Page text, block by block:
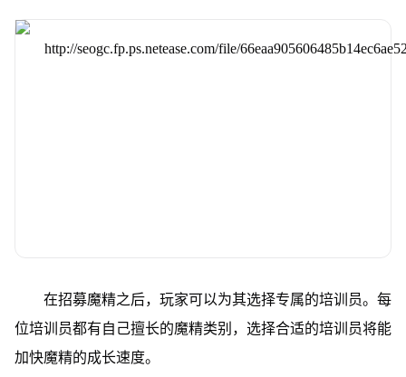
在招募魔精之后，玩家可以为其选择专属的培训员。每
位培训员都有自己擅长的魔精类别，选择合适的培训员将能
加快魔精的成长速度。